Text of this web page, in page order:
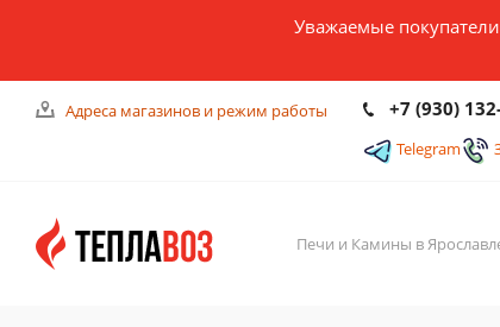
Уважаемые
Адреса магазинов и режим работы +7 (930)
Telegram
Печи и Камины в